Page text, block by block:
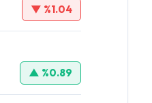
▼ %1.04
▲ %0.89